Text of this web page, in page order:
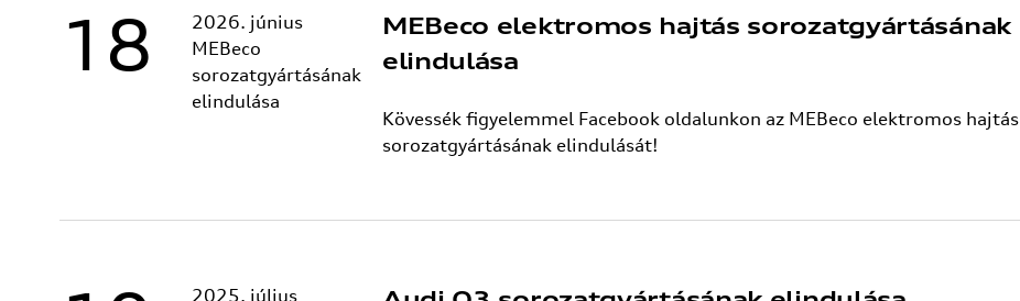
18
2026. június
MEBeco
sorozatgyártásának
elindulása
MEBeco elektromos hajtás sorozatgyártásának
elindulása
Kövessék figyelemmel Facebook oldalunkon az MEBeco elektromos hajtás
sorozatgyártásának elindulását!
2025. július